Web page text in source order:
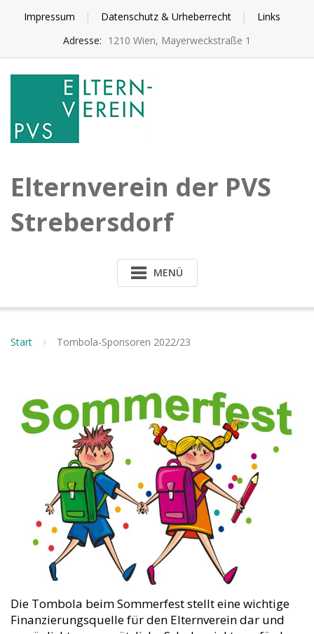
Impressum Datenschutz & Urheberrecht
Links
Adresse: 1210 Wien, Mayerweckstraße 1
Elternverein der PVS
Strebersdorf
MENÜ
Start Tombola-Sponsoren 2022/23
Die Tombola beim Sommerfest stellt eine wichtige
Finanzierungsquelle für den Elternverein dar und